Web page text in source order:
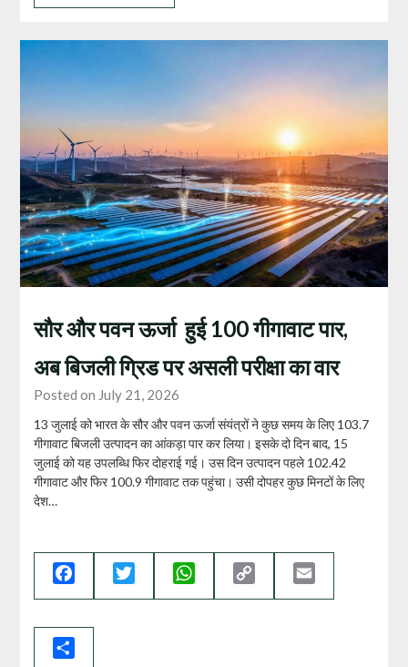
सौर और पवन ऊर्जा हुई 100 गीगावाट पार,
अब बिजली ग्रिड पर असली परीक्षा का वार
Posted on July 21, 2026
13 जुलाई को भारत के सौर और पवन ऊर्जा संयंत्रों ने कुछ समय के लिए 103.7
गीगावाट बिजली उत्पादन का आंकड़ा पार कर लिया। इसके दो दिन बाद, 15
जुलाई को यह उपलब्धि फिर दोहराई गई। उस दिन उत्पादन पहले 102.42
गीगावाट और फिर 100.9 गीगावाट तक पहुंचा। उसी दोपहर कुछ मिनटों के लिए
देश…
Facebook Twitter WhatsApp